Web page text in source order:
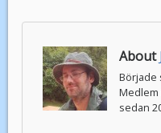
About
Började
Medlem
sedan